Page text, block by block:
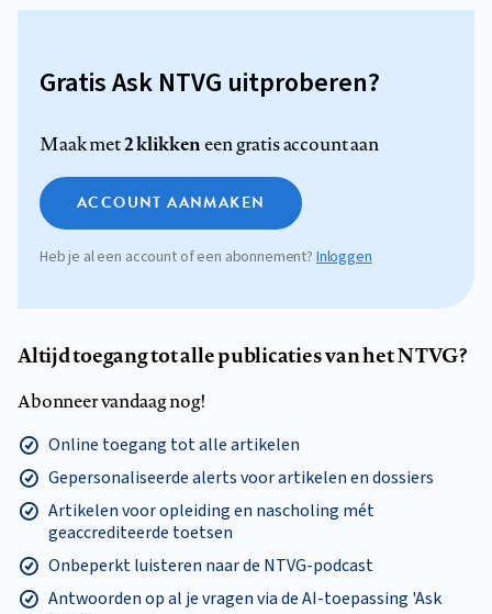
Gratis Ask NTVG uitproberen?
Maak met2 klikkeneen gratis account aan
ACCOUNT AANMAKEN
Heb je al een account of een abonnement?Inloggen
Altijd toegang tot alle publicaties van het NTVG?
Abonneer vandaag nog!
Online toegang tot alle artikelen
Gepersonaliseerde alerts voor artikelen en dossiers
Artikelen voor opleiding en nascholing mét
geaccrediteerde toetsen
Onbeperkt luisteren naar de NTVG-podcast
Antwoorden op al je vragen via de AI-toepassing 'Ask